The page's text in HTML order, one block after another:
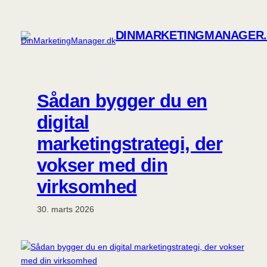
indhold
Sådan bygger du en
digital
marketingstrategi, der
vokser med din
virksomhed
30. marts 2026